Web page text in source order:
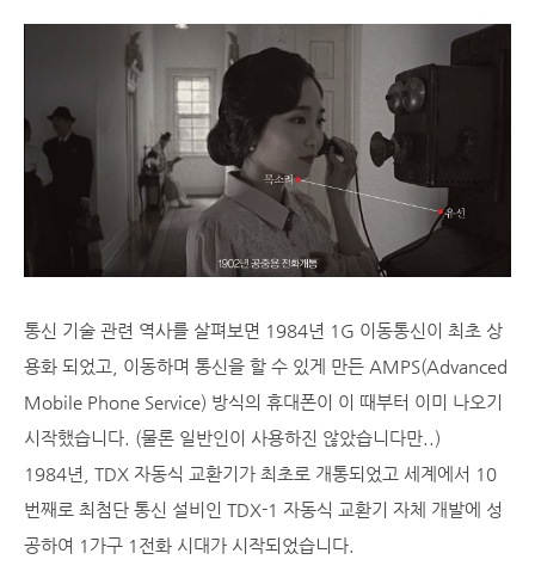
통신 기술 관련 역사를 살펴보면 1984년 1G 이동통신이 최초 상
용화 되었고, 이동하며 통신을 할 수 있게 만든 AMPS(Advanced
Mobile Phone Service) 방식의 휴대폰이 이 때부터 이미 나오기
시작했습니다. (물론 일반인이 사용하진 않았습니다만..)
1984년, TDX 자동식 교환기가 최초로 개통되었고 세계에서 10
번째로 최첨단 통신 설비인 TDX-1 자동식 교환기 자체 개발에 성
공하여 1가구 1전화 시대가 시작되었습니다.